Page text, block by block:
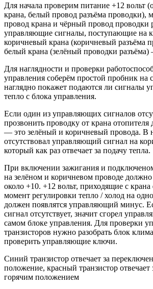
Для начала проверим питание +12 вольт
крана, белый провод разъёма проводки),
провод крана и чёрный провод проводки
управляющие сигналы, поступающие на
коричневый крана (коричневый разъёма
белый крана (зелёный проводки
Для наглядности и проверки
управления соберём простой пробник на
наглядно покажет подаются ли сигналы
тепло с блока управления.
Если один из управляющих сигналов
прозвонить проводку от крана отопителя
— это зелёный и коричневый провода. В
отсутствовал управляющий сигнал на
который как раз отвечает за подачу тепла.
При включении зажигания и
на зелёном и коричневом проводе
около +10. +12 вольт, приходящие с
момент регулировки тепло / холод на
должен появлятся управляющий минус.
сигнал отсутствует, значит сгорел
самом блоке управления. Для проверки
транзисторов нужно разобрать блок
проверить управляющие ключи.
Синий транзистор отвечает за
положение, красный транзистор отвечает
горячим положением